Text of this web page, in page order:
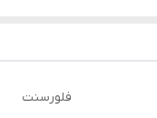
فلورسنت